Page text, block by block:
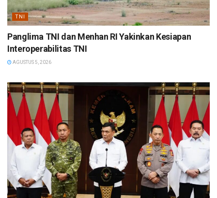
TNI
Panglima TNI dan Menhan RI Yakinkan Kesiapan
Interoperabilitas TNI
AGUSTUS 5, 2026